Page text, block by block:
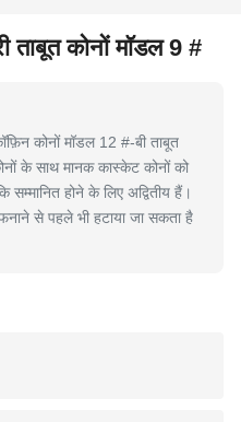
ताबूत कोनों मॉडल 9 #
कोनों मॉडल 12 #-बी ताबूत
के साथ मानक कास्केट कोनों को
होने के लिए अद्वितीय हैं।
से पहले भी हटाया जा सकता है